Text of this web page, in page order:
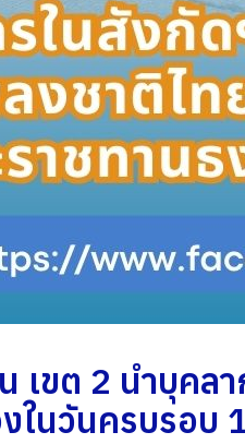
ขต 2 นำบุคล
ในวันครบรอบ